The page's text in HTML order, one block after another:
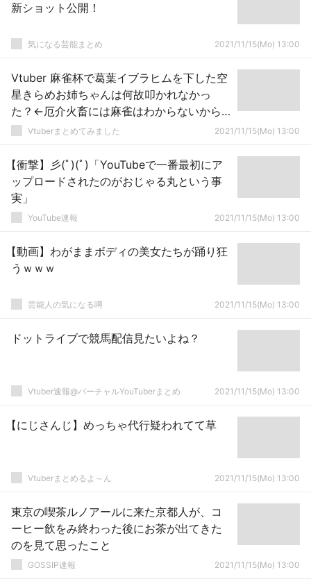
新ショット公開！
気になる芸能まとめ 2021/11/15(Mo) 13:00
Vtuber 麻雀杯で葛葉イブラヒムを下した空
星きらめお姉ちゃんは何故叩かれなかっ
た？←厄介火畜には麻雀はわからないから
じゃないか？ｗｗｗ
Vtuberまとめてみました 2021/11/15(Mo) 13:00
【衝撃】彡(ﾟ)(ﾟ)「YouTubeで一番最初にア
ップロードされたのがおじゃる丸という事
実」
YouTube速報 2021/11/15(Mo) 13:00
【動画】わがままボディの美女たちが踊り狂
うｗｗｗ
芸能人の気になる噂 2021/11/15(Mo) 13:00
ドットライブで競馬配信見たいよね？
Vtuber速報@バーチャルYouTuberまとめ 2021/11/15(Mo) 13:00
【にじさんじ】めっちゃ代行疑われてて草
Vtuberまとめるよ～ん 2021/11/15(Mo) 13:00
東京の喫茶ルノアールに来た京都人が、コ
ーヒー飲をみ終わった後にお茶が出てきた
のを見て思ったこと
GOSSIP速報 2021/11/15(Mo) 13:00